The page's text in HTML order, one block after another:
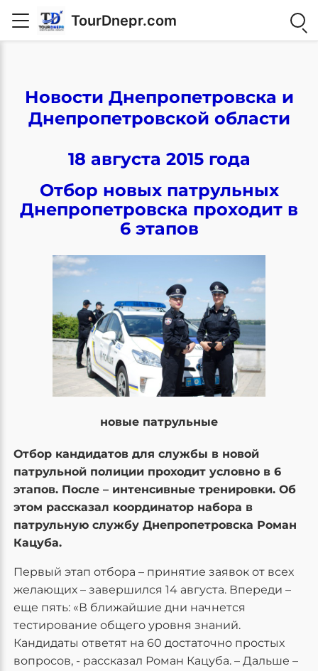
TourDnepr.com
Новости Днепропетровска и
Днепропетровской области
18 августа 2015 года
Отбор новых патрульных
Днепропетровска проходит в
6 этапов
новые патрульные
Отбор кандидатов для службы в новой
патрульной полиции проходит условно в 6
этапов. После – интенсивные тренировки. Об
этом рассказал координатор набора в
патрульную службу Днепропетровска Роман
Кацуба.
Первый этап отбора – принятие заявок от всех
желающих – завершился 14 августа. Впереди –
еще пять: «В ближайшие дни начнется
тестирование общего уровня знаний.
Кандидаты ответят на 60 достаточно простых
вопросов, - рассказал Роман Кацуба. – Дальше –